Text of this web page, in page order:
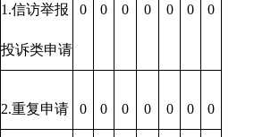
1.信访举报
投诉类申请
0 0 0 0 0 0 0
2.重复申请 0 0 0 0 0 0 0